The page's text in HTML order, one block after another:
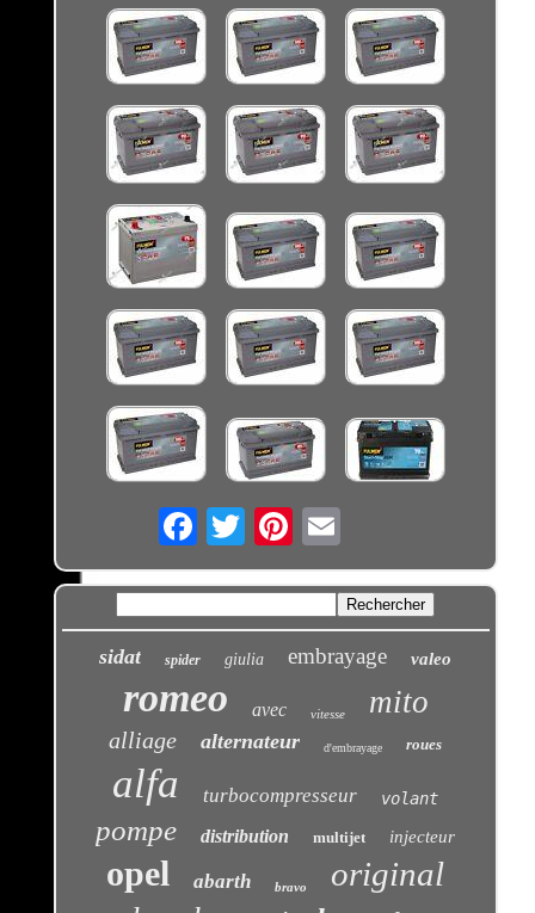
Email
sidat spider giulia embrayage valeo
romeo avec vitesse mito
alliage alternateur d'embrayage roues
alfa turbocompresseur volant
pompe distribution multijet injecteur
opel abarth bravo original